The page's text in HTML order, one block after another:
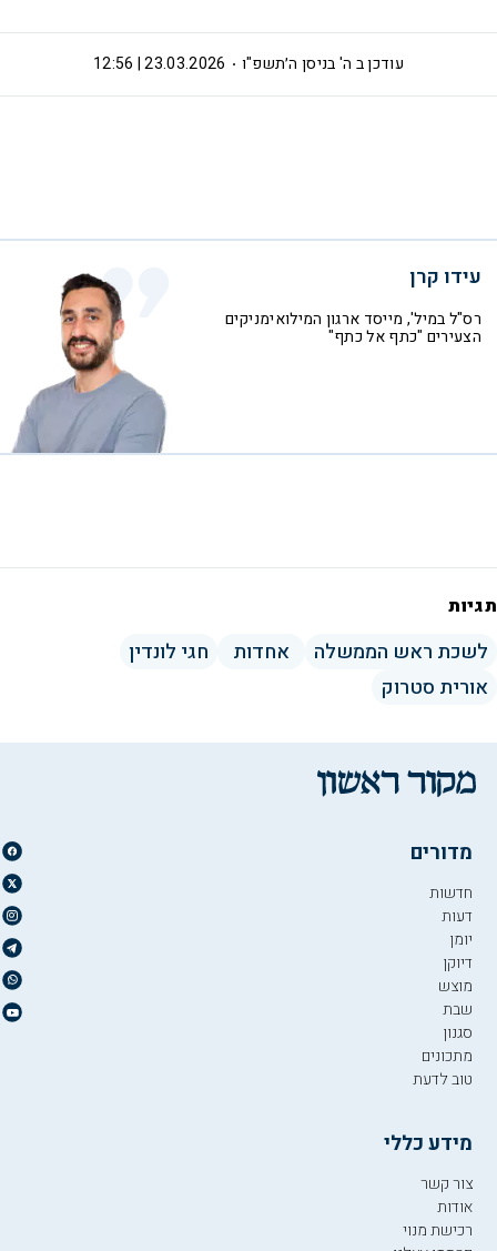
ה' בניסן ה׳תשפ"ו 23.03.2026 | 12:56 עודכן ב
עידו קרן
רס"ל במיל', מייסד ארגון המילואימניקים
הצעירים "כתף אל כתף"
תגיות
לשכת ראש הממשלה אחדות
חגי לונדין
אורית סטרוק
מדורים
חדשות
דעות
יומן
דיוקן
מוצש
שבת
סגנון
מתכונים
טוב לדעת
מידע כללי
צור קשר
אודות
רכישת מנוי